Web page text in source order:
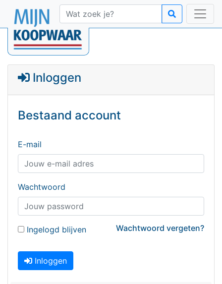
Inloggen
Bestaand account
E-mail
Wachtwoord
Wachtwoord vergeten?
Ingelogd blijven
Inloggen